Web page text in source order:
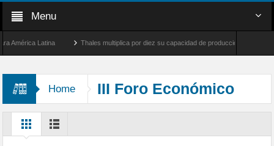
Menu
Latina Thales multiplica por diez su capacidad de producción de radares en
Home
III Foro Económico
Oriental